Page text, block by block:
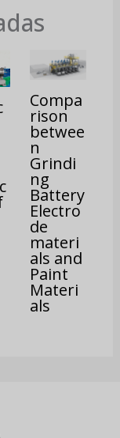
Compa
rison
betwee
n
Grindi
ng
Battery
Electro
de
materi
als and
Paint
Materi
als